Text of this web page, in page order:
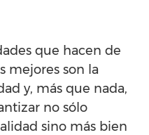
que hacen de
mejores son la
y, más que nada,
no sólo
sino más bien